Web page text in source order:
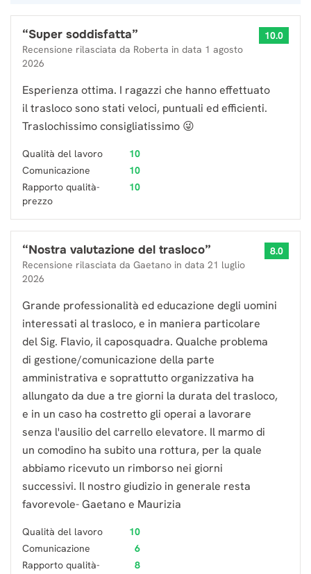
“Super soddisfatta”
Recensione rilasciata da Roberta in data 1 agosto
2026
10.0
Esperienza ottima. I ragazzi che hanno effettuato
il trasloco sono stati veloci, puntuali ed efficienti.
Traslochissimo consigliatissimo 😜
Qualità del lavoro
10
Comunicazione
10
Rapporto qualità-
prezzo
10
“Nostra valutazione del trasloco”
Recensione rilasciata da Gaetano in data 21 luglio
2026
8.0
Grande professionalità ed educazione degli uomini
interessati al trasloco, e in maniera particolare
del Sig. Flavio, il caposquadra. Qualche problema
di gestione/comunicazione della parte
amministrativa e soprattutto organizzativa ha
allungato da due a tre giorni la durata del trasloco,
e in un caso ha costretto gli operai a lavorare
senza l'ausilio del carrello elevatore. Il marmo di
un comodino ha subito una rottura, per la quale
abbiamo ricevuto un rimborso nei giorni
successivi. Il nostro giudizio in generale resta
favorevole- Gaetano e Maurizia
Qualità del lavoro
10
Comunicazione
6
Rapporto qualità-
8